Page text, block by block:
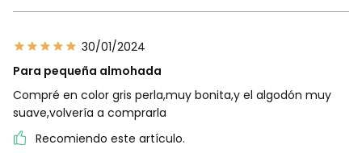
30/01/2024
Para pequeña almohada
Compré en color gris perla,muy bonita,y el algodón muy
suave,volvería a comprarla
Recomiendo este artículo.